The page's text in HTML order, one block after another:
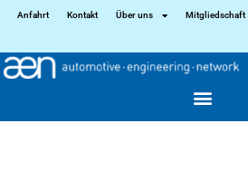
Anfahrt Kontakt Über uns Mitgliedschaft